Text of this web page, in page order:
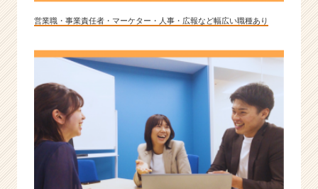
営業職・事業責任者・マーケター・人事・広報など幅広い職種あり